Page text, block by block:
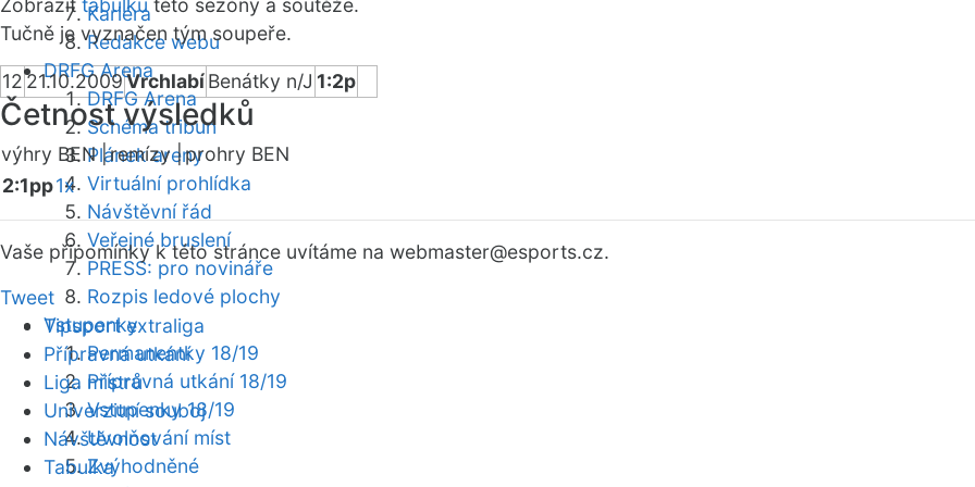
Kariéra
Redakce webu
DRFG Arena
DRFG Arena
Schéma tribun
Plánek areny
Virtuální prohlídka
Návštěvní řád
Veřejné bruslení
PRESS: pro novináře
Rozpis ledové plochy
Vstupenky
Permanentky 18/19
Přípravná utkání 18/19
Vstupenky 18/19
Uvolňování míst
Zvýhodněné
Zobrazit tabulku této sezóny a soutěže.
Tučně je vyznačen tým soupeře.
1221.10.2009VrchlabíBenátky n/J 1:2p
Četnost výsledků
výhry BEN |remízy |prohry BEN
2:1pp1x
Vaše připomínky k této stránce uvítáme na webmaster@esports.cz.
Tweet
Tipsport extraliga
Přípravná utkání
Liga mistrů
Univerzitní souboj
Návštěvnost
Tabulka